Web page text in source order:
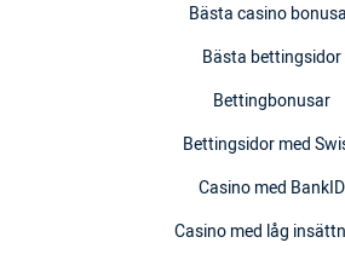
Bästa casino
Bästa bettingsidor
Bettingbonusar
Bettingsidor med
Casino med BankID
Casino med låg